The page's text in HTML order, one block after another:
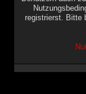
registrierst. Bitte